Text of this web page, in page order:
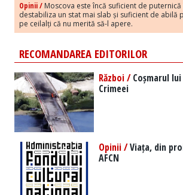
Opinii / Moscova este încă suficient de
destabiliza un stat mai slab și suficient de abilă
pe ceilalți că nu merită să-l apere.
RECOMANDAREA EDITORILOR
Război /Coșmarul
Crimeei
Opinii /Viața, din
AFCN